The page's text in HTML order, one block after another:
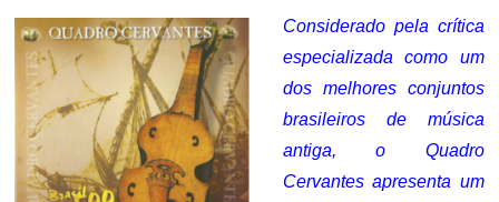
Considerado pela crítica
especializada como um
dos melhores conjuntos
brasileiros de música
antiga, o Quadro
Cervantes apresenta um